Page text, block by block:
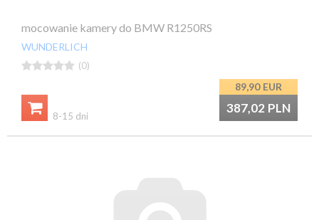
mocowanie kamery do BMW R1250RS
WUNDERLICH
 (0)
89,90 EUR
387,02 PLN

8-15 dni